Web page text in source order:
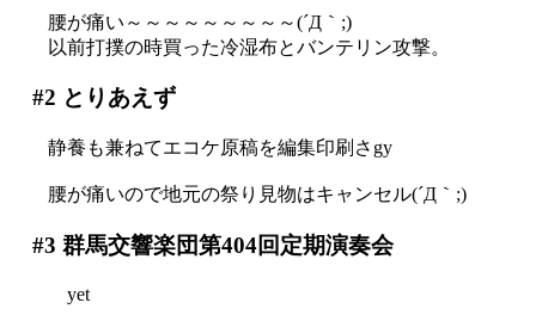
腰が痛い～～～～～～～～～(´Д｀;)
以前打撲の時買った冷湿布とバンテリン攻撃。
#2 とりあえず
静養も兼ねてエコケ原稿を編集印刷さgy
腰が痛いので地元の祭り見物はキャンセル(´Д｀;)
#3 群馬交響楽団第404回定期演奏会
yet